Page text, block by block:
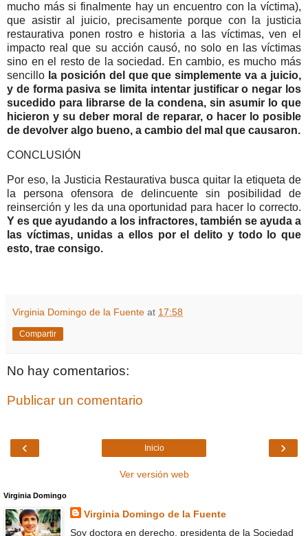
mucho más si finalmente hay un encuentro con la víctima),
que asistir al juicio, precisamente porque con la justicia
restaurativa ponen rostro e historia a las víctimas, ven el
impacto real que su acción causó, no solo en las víctimas
sino en el resto de la sociedad. En cambio, es mucho más
sencillo la posición del que que simplemente va a juicio,
y de forma pasiva se limita intentar justificar o negar los
sucedido para librarse de la condena, sin asumir lo que
hicieron y su deber moral de reparar, o hacer lo posible
de devolver algo bueno, a cambio del mal que causaron.
CONCLUSIÓN
Por eso, la Justicia Restaurativa busca quitar la etiqueta de
la persona ofensora de delincuente sin posibilidad de
reinserción y les da una oportunidad para hacer lo correcto.
Y es que ayudando a los infractores, también se ayuda a
las víctimas, unidas a ellos por el delito y todo lo que
esto, trae consigo.
Virginia Domingo de la Fuente at 17:58
Compartir
No hay comentarios:
Publicar un comentario
‹ ›
Inicio
Ver versión web
Virginia Domingo
Virginia Domingo de la Fuente
Soy doctora en derecho, presidenta de la Sociedad